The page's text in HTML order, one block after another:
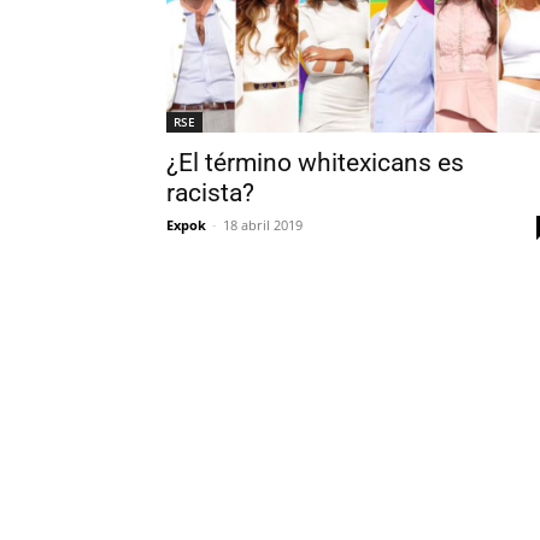
RSE
¿El término whitexicans es
racista?
Expok - 18 abril 2019